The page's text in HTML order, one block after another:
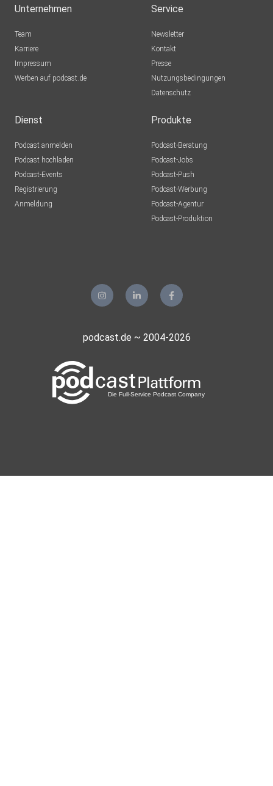
Unternehmen
Team
Karriere
Impressum
Werben auf podcast.de
Service
Newsletter
Kontakt
Presse
Nutzungsbedingungen
Datenschutz
Dienst
Podcast anmelden
Podcast hochladen
Podcast-Events
Registrierung
Anmeldung
Produkte
Podcast-Beratung
Podcast-Jobs
Podcast-Push
Podcast-Werbung
Podcast-Agentur
Podcast-Produktion
podcast.de ~ 2004-2026